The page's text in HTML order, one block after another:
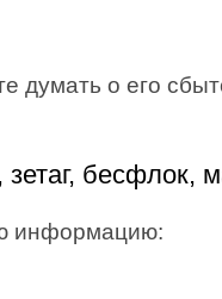
думать о его
информацию: